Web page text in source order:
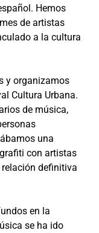
Hemos
de artistas
a la cultura
y organizamos
Cultura Urbana.
de música,
una
con artistas
definitiva
en la
se ha ido